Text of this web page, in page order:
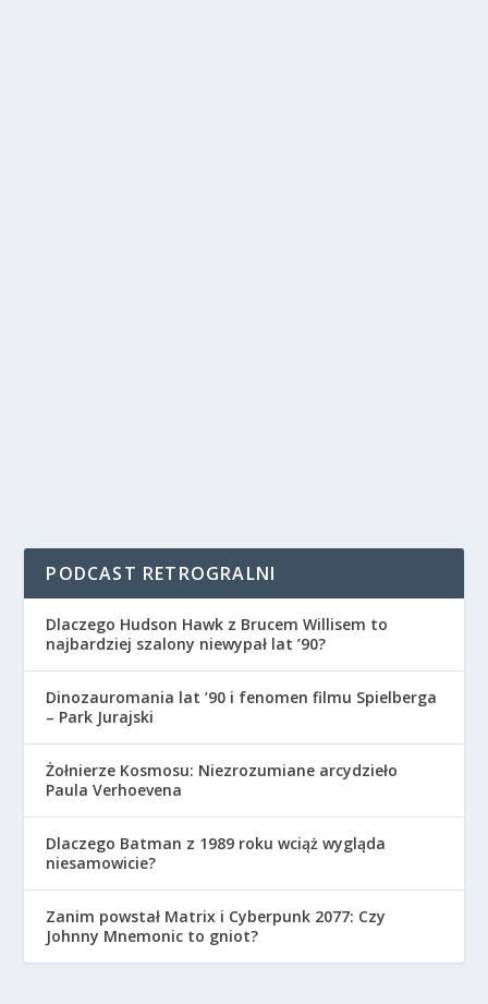
PODCAST RETROGRALNI
Dlaczego Hudson Hawk z Brucem Willisem to
najbardziej szalony niewypał lat ’90?
Dinozauromania lat ’90 i fenomen filmu Spielberga
– Park Jurajski
Żołnierze Kosmosu: Niezrozumiane arcydzieło
Paula Verhoevena
Dlaczego Batman z 1989 roku wciąż wygląda
niesamowicie?
Zanim powstał Matrix i Cyberpunk 2077: Czy
Johnny Mnemonic to gniot?